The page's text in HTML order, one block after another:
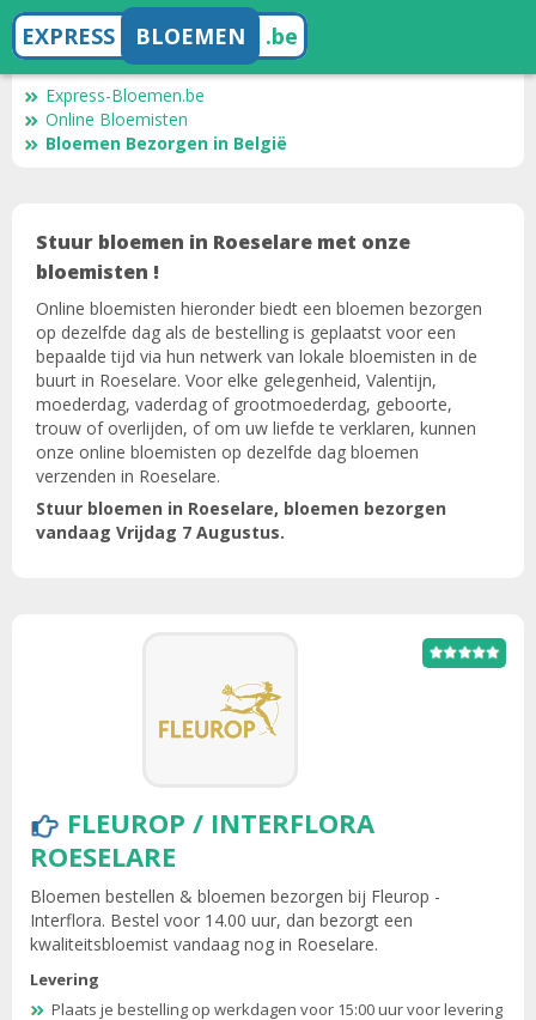
EXPRESS BLOEMEN .be
Express-Bloemen.be
Online Bloemisten
Bloemen Bezorgen in België
Stuur bloemen in Roeselare met onze
bloemisten !
Online bloemisten hieronder biedt een bloemen bezorgen
op dezelfde dag als de bestelling is geplaatst voor een
bepaalde tijd via hun netwerk van lokale bloemisten in de
buurt in Roeselare. Voor elke gelegenheid, Valentijn,
moederdag, vaderdag of grootmoederdag, geboorte,
trouw of overlijden, of om uw liefde te verklaren, kunnen
onze online bloemisten op dezelfde dag bloemen
verzenden in Roeselare.
Stuur bloemen in Roeselare, bloemen bezorgen
vandaag Vrijdag 7 Augustus.
FLEUROP / INTERFLORA
ROESELARE
Bloemen bestellen & bloemen bezorgen bij Fleurop -
Interflora. Bestel voor 14.00 uur, dan bezorgt een
kwaliteitsbloemist vandaag nog in Roeselare.
Levering
Plaats je bestelling op werkdagen voor 15:00 uur voor levering